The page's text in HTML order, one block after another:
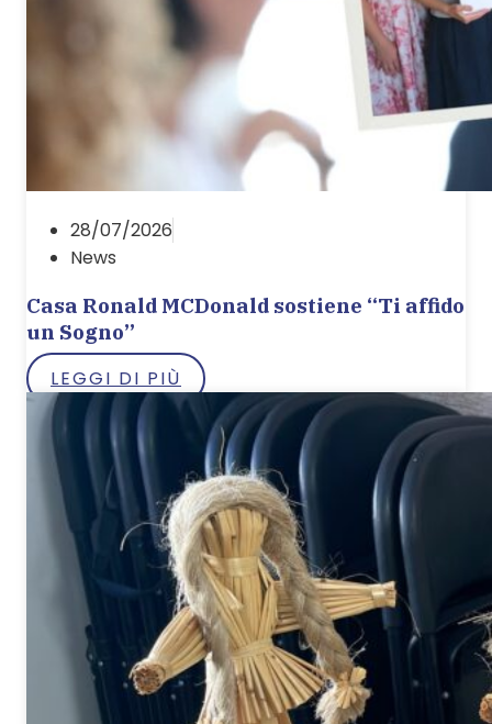
28/07/2026
News
Casa Ronald MCDonald sostiene “Ti affido
un Sogno”
LEGGI DI PIÙ